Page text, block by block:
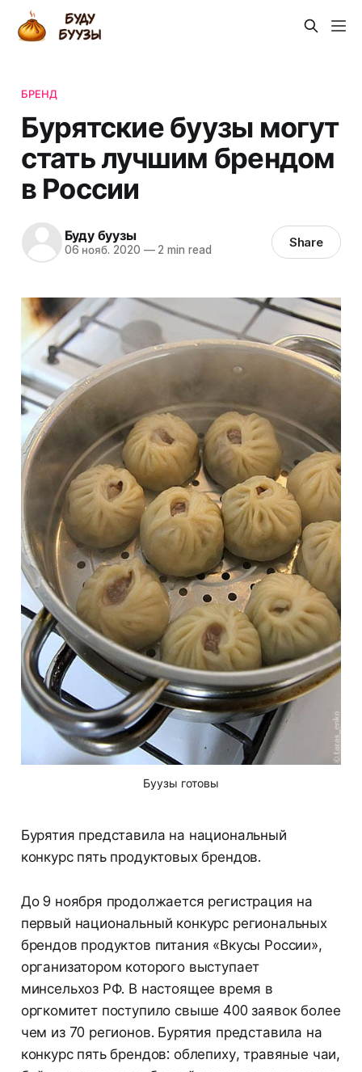
БРЕНД
Бурятские буузы могут
стать лучшим брендом
в России
Буду буузы
06 нояб. 2020 —2 min read Share
Буузы готовы
Бурятия представила на национальный
конкурс пять продуктовых брендов.
До 9 ноября продолжается регистрация на
первый национальный конкурс региональных
брендов продуктов питания «Вкусы России»,
организатором которого выступает
минсельхоз РФ. В настоящее время в
оргкомитет поступило свыше 400 заявок более
чем из 70 регионов. Бурятия представила на
конкурс пять брендов: облепиху, травяные чаи,